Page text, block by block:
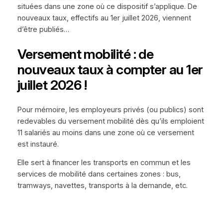
situées dans une zone où ce dispositif s’applique. De
nouveaux taux, effectifs au 1er juillet 2026, viennent
d’être publiés…
Versement mobilité : de
nouveaux taux à compter au 1er
juillet 2026 !
Pour mémoire, les employeurs privés (ou publics) sont
redevables du versement mobilité dès qu’ils emploient
11 salariés au moins dans une zone où ce versement
est instauré.
Elle sert à financer les transports en commun et les
services de mobilité dans certaines zones : bus,
tramways, navettes, transports à la demande, etc.